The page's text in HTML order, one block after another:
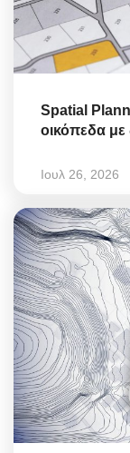
Spatial
οικόπεδα με
Ιουλ 26, 2026